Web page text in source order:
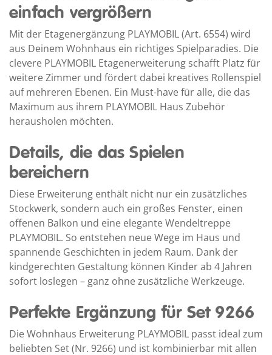
einfach vergrößern
Mit der Etagenergänzung PLAYMOBIL (Art. 6554) wird
aus Deinem Wohnhaus ein richtiges Spielparadies. Die
clevere PLAYMOBIL Etagenerweiterung schafft Platz für
weitere Zimmer und fördert dabei kreatives Rollenspiel
auf mehreren Ebenen. Ein Must-have für alle, die das
Maximum aus ihrem PLAYMOBIL Haus Zubehör
herausholen möchten.
Details, die das Spielen
bereichern
Diese Erweiterung enthält nicht nur ein zusätzliches
Stockwerk, sondern auch ein großes Fenster, einen
offenen Balkon und eine elegante Wendeltreppe
PLAYMOBIL. So entstehen neue Wege im Haus und
spannende Geschichten in jedem Raum. Dank der
kindgerechten Gestaltung können Kinder ab 4 Jahren
sofort loslegen – ganz ohne zusätzliche Werkzeuge.
Perfekte Ergänzung für Set 9266
Die Wohnhaus Erweiterung PLAYMOBIL passt ideal zum
beliebten Set (Nr. 9266) und ist kombinierbar mit allen